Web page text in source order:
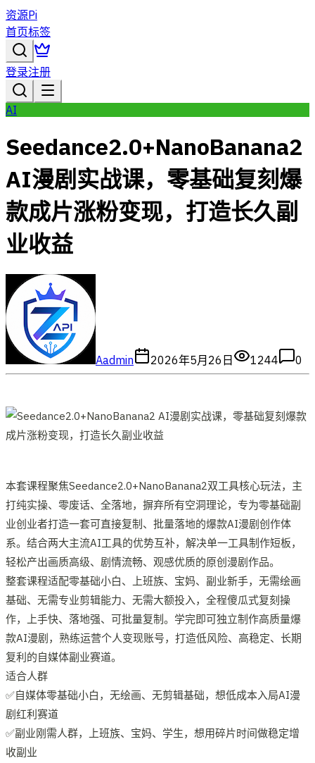
资源Pi
首页标签
登录注册
AI
Seedance2.0+NanoBanana2
AI漫剧实战课，零基础复刻爆
款成片涨粉变现，打造长久副
业收益
Aadmin 2026年5月26日 1244 0
本套课程聚焦Seedance2.0+NanoBanana2双工具核心玩法，主
打纯实操、零废话、全落地，摒弃所有空洞理论，专为零基础副
业创业者打造一套可直接复制、批量落地的爆款AI漫剧创作体
系。结合两大主流AI工具的优势互补，解决单一工具制作短板，
轻松产出画质高级、剧情流畅、观感优质的原创漫剧作品。
整套课程适配零基础小白、上班族、宝妈、副业新手，无需绘画
基础、无需专业剪辑能力、无需大额投入，全程傻瓜式复刻操
作，上手快、落地强、可批量复制。学完即可独立制作高质量爆
款AI漫剧，熟练运营个人变现账号，打造低风险、高稳定、长期
复利的自媒体副业赛道。
适合人群
✅自媒体零基础小白，无绘画、无剪辑基础，想低成本入局AI漫
剧红利赛道
✅副业刚需人群，上班族、宝妈、学生，想用碎片时间做稳定增
收副业